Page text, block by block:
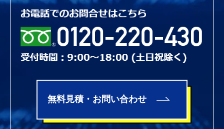
無料見積・お問い合わせ